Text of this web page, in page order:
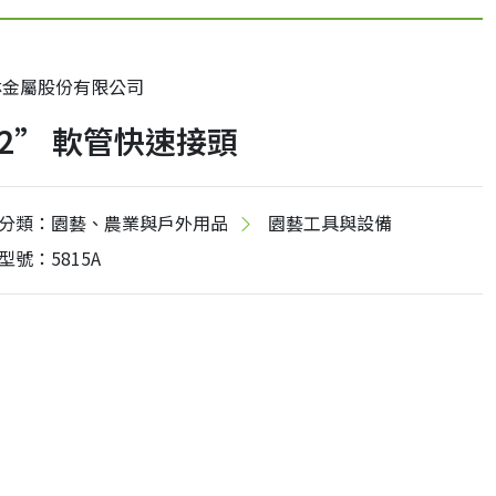
屬股份有限公司
軟管快速接頭
類：園藝、農業與戶外用品
園藝工具與設備
號：5815A